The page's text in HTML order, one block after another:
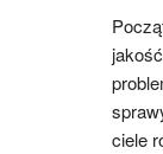
ciele